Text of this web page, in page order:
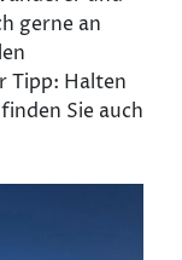
gerne an
Tipp: Halten
Sie auch